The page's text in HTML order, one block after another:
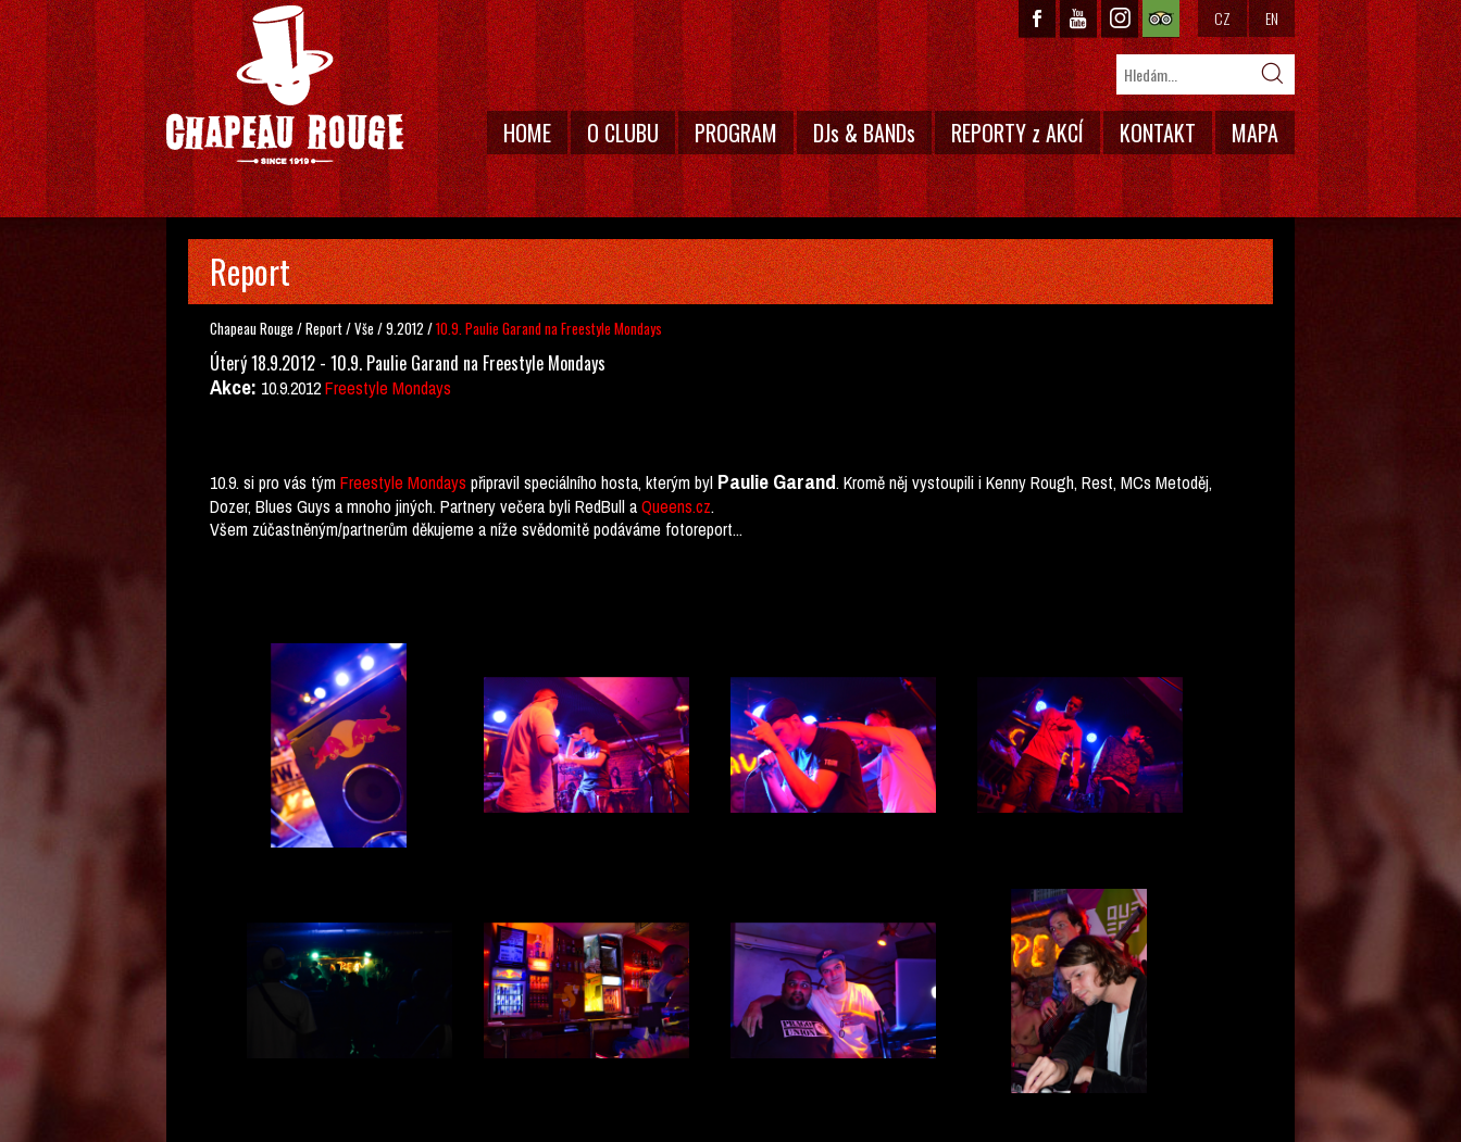
HOME O CLUBU PROGRAM DJs & BANDs REPORTY z AKCÍ KONTAKT MAPA
CZ EN
Report
Chapeau Rouge /Report/Vše /9.2012 /10.9. Paulie Garand na Freestyle Mondays
Úterý 18.9.2012 - 10.9. Paulie Garand na Freestyle Mondays
Akce: 10.9.2012Freestyle Mondays
10.9. si pro vás týmFreestyle Mondays připravil speciálního hosta, kterým byl Paulie Garand. Kromě něj vystoupili i Kenny Rough, Rest, MCs Metoděj,
Dozer, Blues Guys a mnoho jiných. Partnery večera byli RedBull aQueens.cz.
Všem zúčastněným/partnerům děkujeme a níže svědomitě podáváme fotoreport...